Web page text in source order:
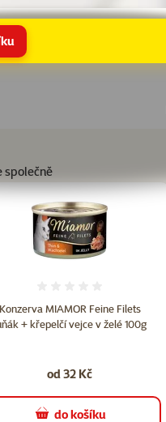
společně
Konzerva MIAMOR Feine Filets
+ křepelčí vejce v želé 100g
od 32 Kč
do košíku